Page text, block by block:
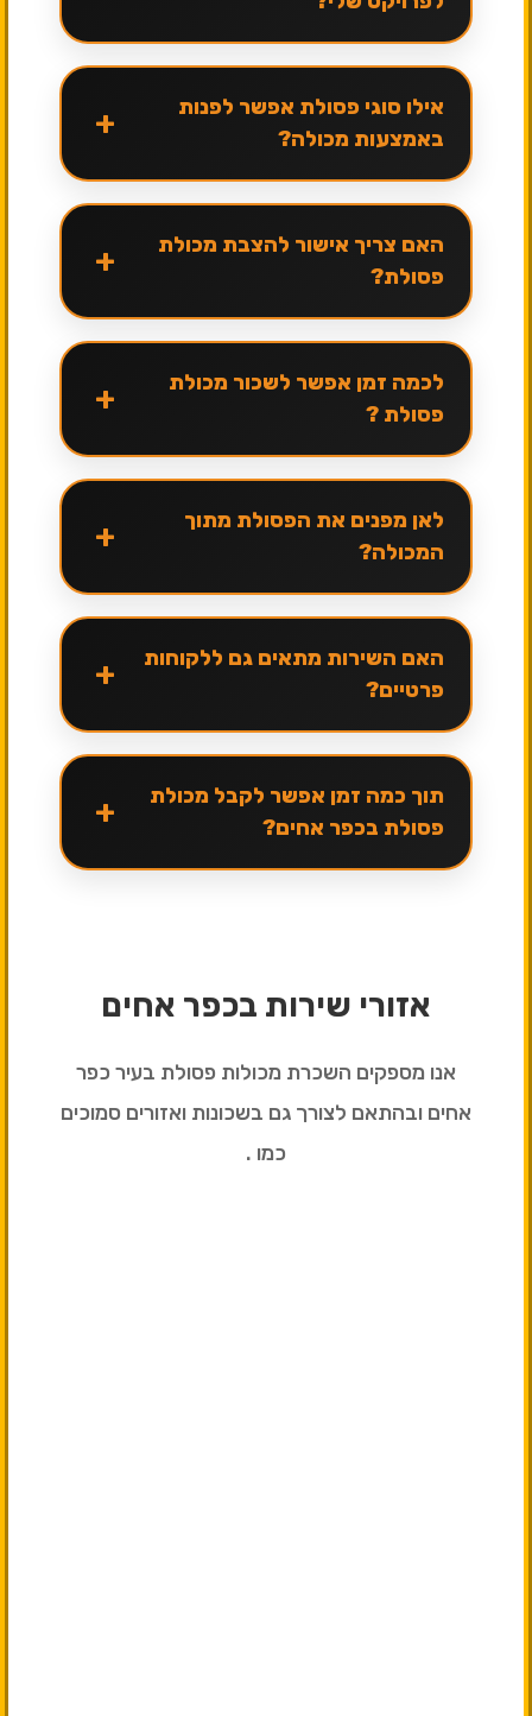
אילו סוגי פסולת אפשר לפנות
באמצעות מכולה?
+
האם צריך אישור להצבת מכולת
פסולת?
+
לכמה זמן אפשר לשכור מכולת
פסולת ?
+
לאן מפנים את הפסולת מתוך
המכולה?
+
האם השירות מתאים גם ללקוחות
פרטיים?
+
תוך כמה זמן אפשר לקבל מכולת
פסולת בכפר אחים?
+
אזורי שירות בכפר אחים
אנו מספקים השכרת מכולות פסולת בעיר כפר
אחים ובהתאם לצורך גם בשכונות ואזורים סמוכים
כמו .